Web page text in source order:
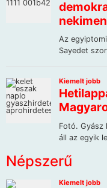
Népszerű